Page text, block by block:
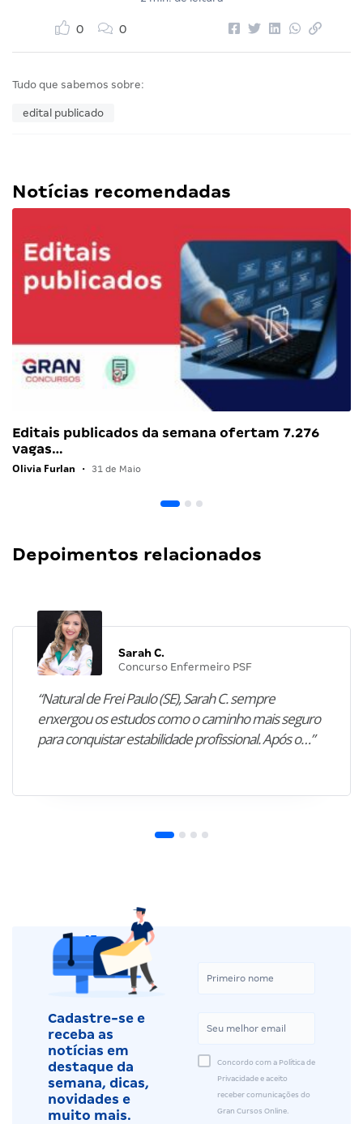
0 0
Tudo que sabemos sobre:
edital publicado
Notícias recomendadas
Editais publicados da semana ofertam 7.276
vagas…
Olivia Furlan • 31 de Maio
Depoimentos relacionados
Sarah C.
Concurso Enfermeiro PSF
“Natural de Frei Paulo (SE), Sarah C. sempre
enxergou os estudos como o caminho mais seguro
para conquistar estabilidade profissional. Após o…”
Cadastre-se e
receba as
notícias em
destaque da
semana, dicas,
novidades e
muito mais.
Concordo com a Política de
Privacidade e aceito
receber comunicações do
Gran Cursos Online.